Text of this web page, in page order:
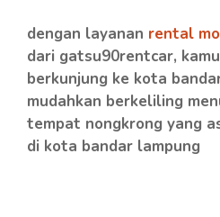
dengan layanan rental
dari gatsu90rentcar,
berkunjung ke kota
mudahkan berkeliling
tempat nongkrong yang
di kota bandar lampung